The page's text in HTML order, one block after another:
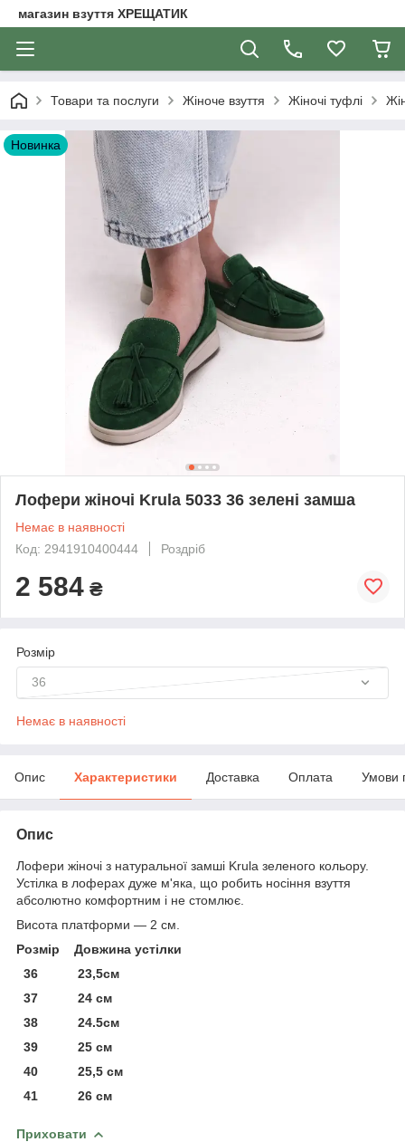
магазин взуття ХРЕЩАТИК
Товари та послуги Жіноче взуття Жіночі туфлі
Новинка
Лофери жіночі Krula 5033 36 зелені замша
Немає в наявності
Код: 2941910400444
Роздріб
2 584 ₴
Розмір
36
Немає в наявності
Опис Характеристики Доставка Оплата Умови
Опис
Лофери жіночі з натуральної замші Krula зеленого кольору.
Устілка в лоферах дуже м'яка, що робить носіння взуття
абсолютно комфортним і не стомлює.
Висота платформи — 2 см.
Розмір Довжина устілки
36 23,5см
37 24 см
38 24.5см
39 25 см
40 25,5 см
41 26 см
Приховати